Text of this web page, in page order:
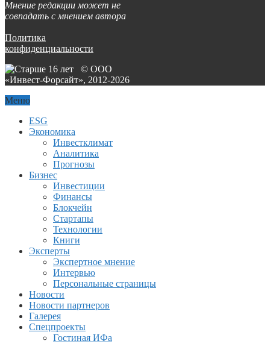
Мнение редакции может не
совпадать с мнением автора
Политика
конфиденциальности
© ООО
«Инвест-Форсайт», 2012-2026
Меню
ESG
Экономика
Инвестклимат
Аналитика
Прогнозы
Бизнес
Инвестиции
Финансы
Блокчейн
Стартапы
Технологии
Книги
Эксперты
Экспертное мнение
Интервью
Персональные страницы
Новости
Новости партнеров
Галерея
Спецпроекты
Гостиная ИФа